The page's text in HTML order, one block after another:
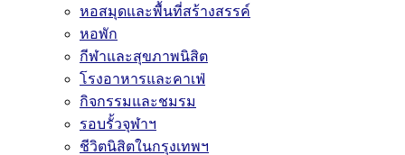
หอสมุดและพื้นที่สร้างสรรค์
หอพัก
กีฬาและสุขภาพนิสิต
โรงอาหารและคาเฟ่
กิจกรรมและชมรม
รอบรั้วจุฬาฯ
ชีวิตนิสิตในกรุงเทพฯ